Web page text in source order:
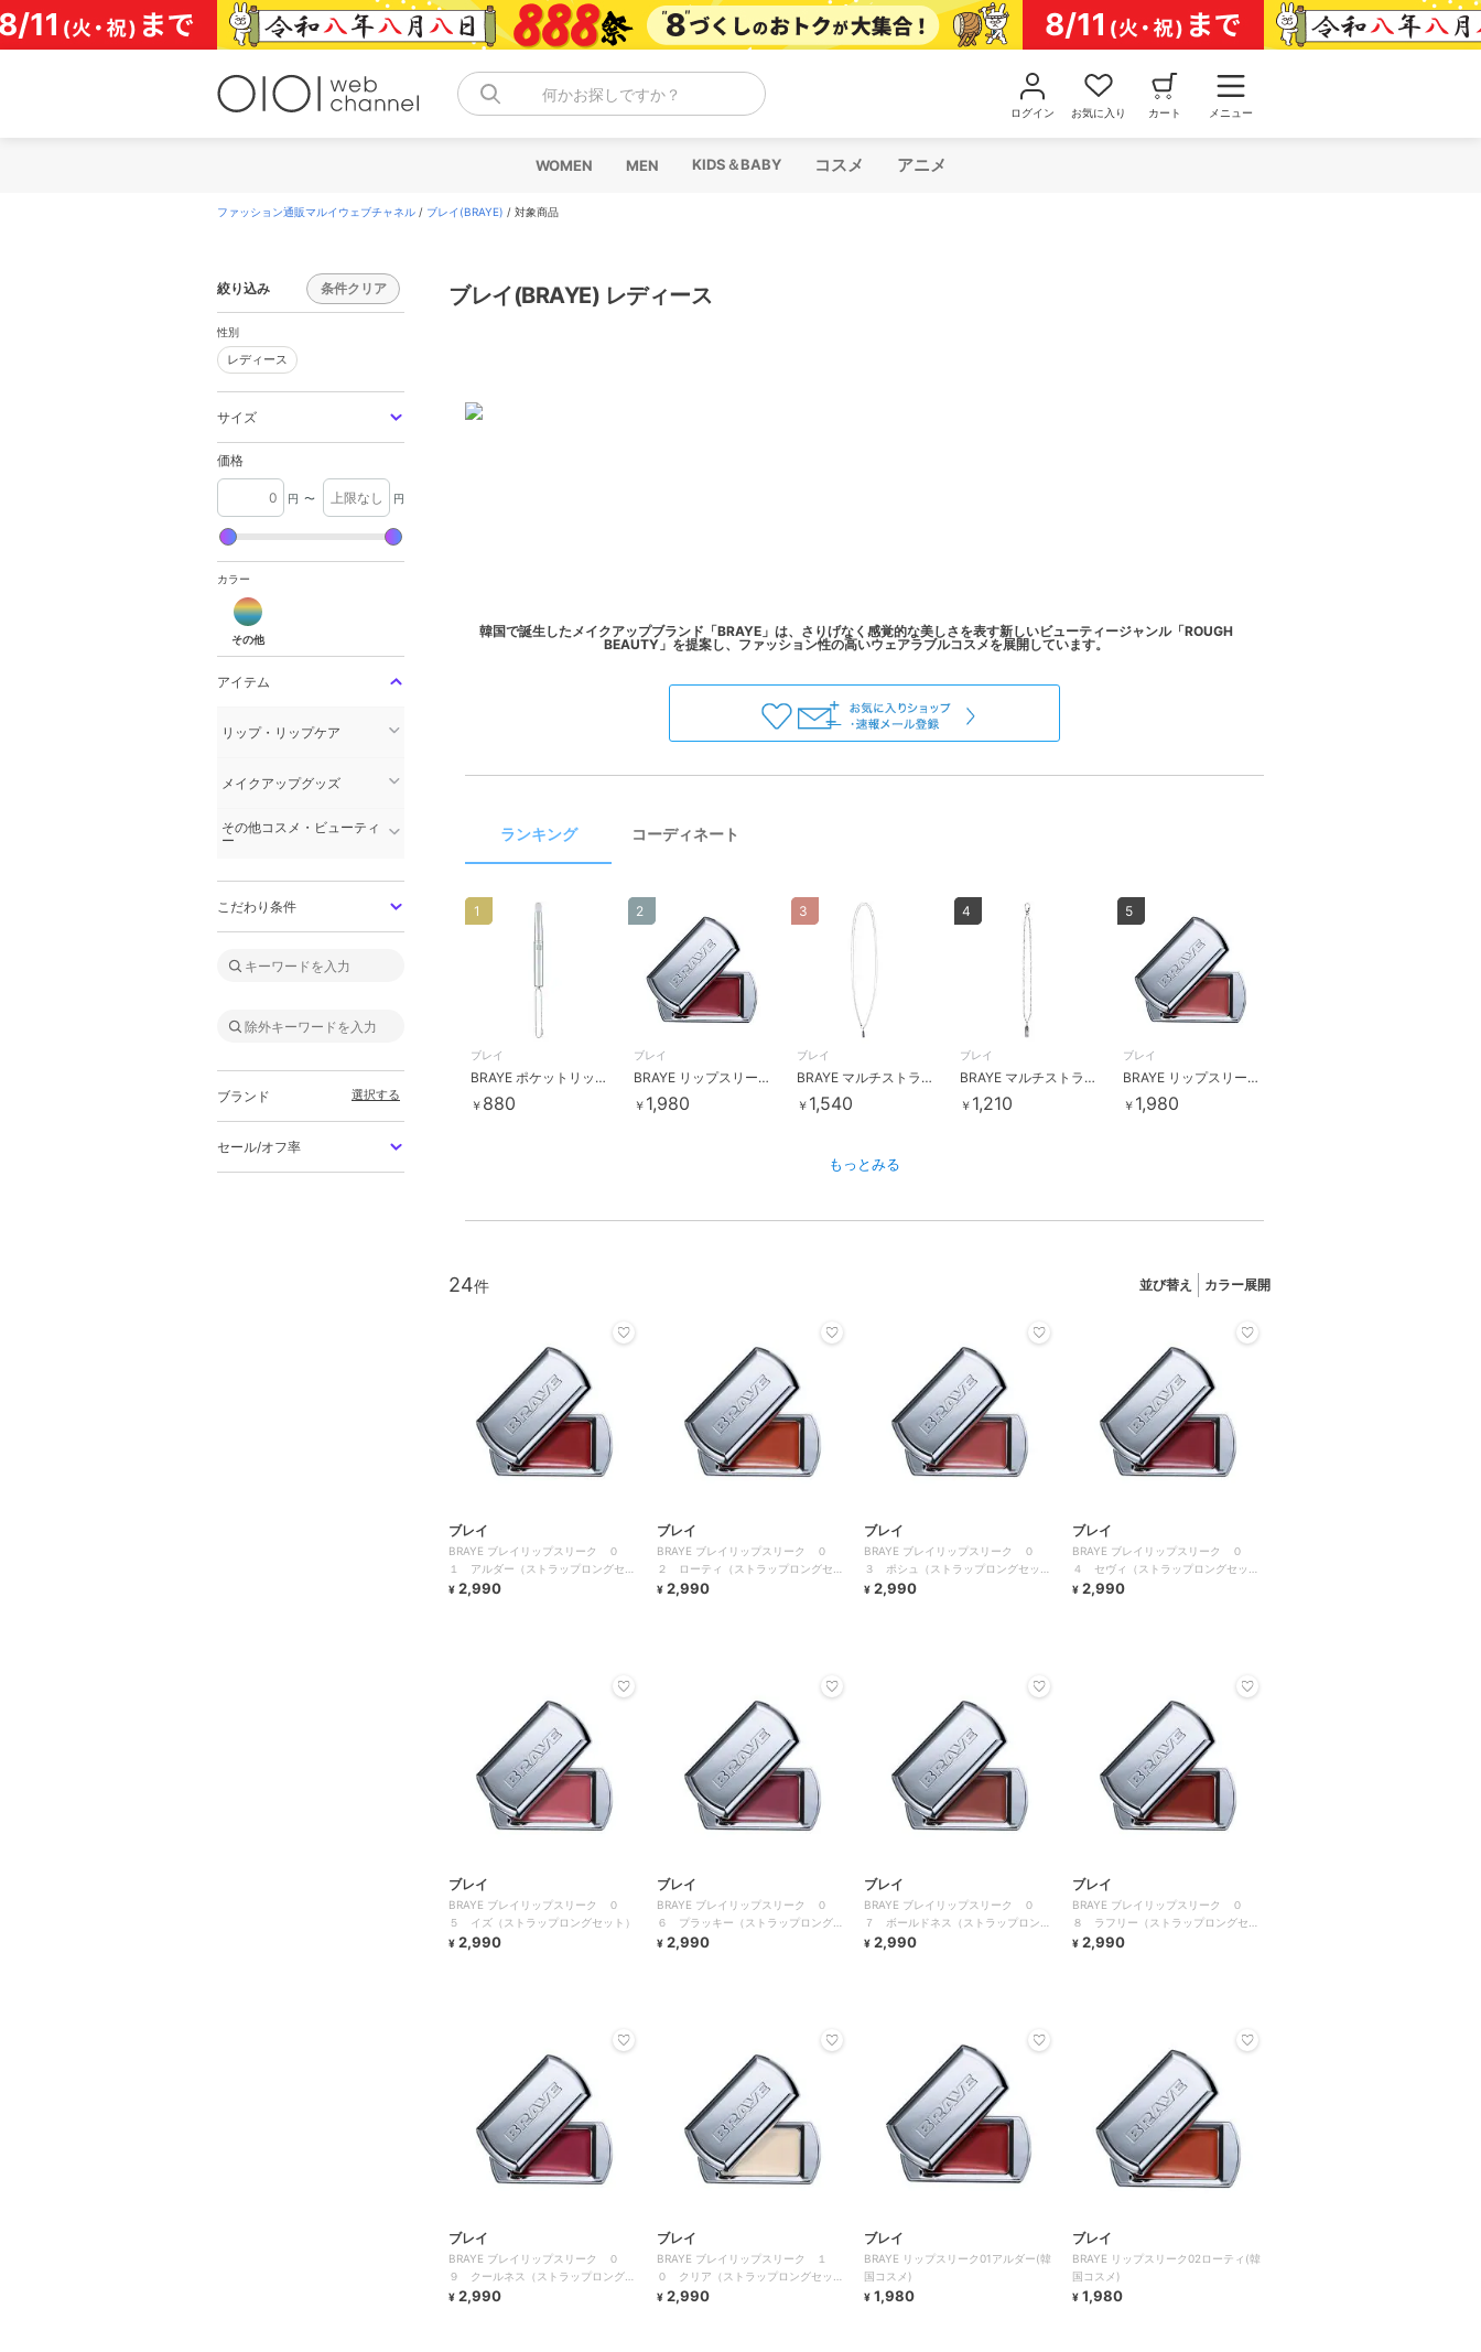
コ
ン
テ
何かお探しですか？
ログイン お気に入り カート メニュー
WOMEN MEN KIDS＆BABY コスメ アニメ
ファッション通販マルイウェブチャネル / ブレイ(BRAYE) / 対象商品
絞り込み 条件クリア
性別
レディース
レディース
サイズ
価格
円 〜 円
カラー
その他
その他
アイテム
リップ・リップケア
メイクアップグッズ
その他コスメ・ビューティ
ー
こだわり条件
ブランド 選択する
セール/オフ率
ブレイ(BRAYE) レディース
韓国で誕生したメイクアップブランド「BRAYE」は、さりげなく感覚的な美しさを表す新しいビューティージャンル「ROUGH
ランキング コーディネート
ブレイ
BRAYE ポケットリップブラシ(韓国コスメ)
￥ 880
1
ブレイ
BRAYE リップスリーク04セヴィ(韓国コスメ)
￥ 1,980
2
ブレイ
BRAYE マルチストラップロング(韓国コスメ)
￥ 1,540
3
ブレイ
BRAYE マルチストラップショート(韓国コスメ)
￥ 1,210
4
ブレイ
BRAYE リップスリーク03ポシュ(韓国コスメ)
￥ 1,980
5
もっとみる
24 並び替え カラー展開
ブレイ
BRAYE ブレイリップスリーク ０
１ アルダー（ストラップロングセッ
ト）
¥ 2,990
ブレイ
BRAYE ブレイリップスリーク ０
２ ローティ（ストラップロングセッ
ト）
¥ 2,990
ブレイ
BRAYE ブレイリップスリーク ０
３ ポシュ（ストラップロングセッ
ト）
¥ 2,990
ブレイ
BRAYE ブレイリップスリーク ０
４ セヴィ（ストラップロングセッ
ト）
¥ 2,990
ブレイ
BRAYE ブレイリップスリーク ０
５ イズ（ストラップロングセット）
¥ 2,990
ブレイ
BRAYE ブレイリップスリーク ０
６ プラッキー（ストラップロングセ
ット）
¥ 2,990
ブレイ
BRAYE ブレイリップスリーク ０
７ ボールドネス（ストラップロング
セット）
¥ 2,990
ブレイ
BRAYE ブレイリップスリーク ０
８ ラフリー（ストラップロングセッ
ト）
¥ 2,990
ブレイ
BRAYE ブレイリップスリーク ０
９ クールネス（ストラップロングセ
ット）
¥ 2,990
ブレイ
BRAYE ブレイリップスリーク １
０ クリア（ストラップロングセッ
ト）
¥ 2,990
ブレイ
BRAYE リップスリーク01アルダー(韓
国コスメ)
¥ 1,980
ブレイ
BRAYE リップスリーク02ローティ(韓
国コスメ)
¥ 1,980